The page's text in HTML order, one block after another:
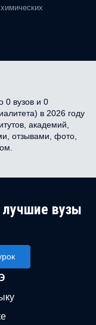
0 вузов и 0
в 2026 году
академий,
отзывами, фото,
вузы